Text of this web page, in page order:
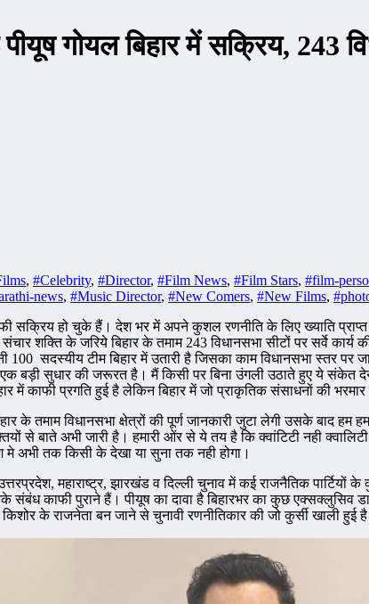
गोयल बिहार में सक्रिय, 243
, #Celebrity, #Director, #Film News, #Film Stars, #film-
news, #Music Director, #New Comers, #New Films,
सक्रिय हो चुके हैं। देश भर में अपने कुशल रणनीति के लिए ख्याति
शक्ति के जरिये बिहार के तमाम 243 विधानसभा सीटों पर सर्वे
100 सदस्यीय टीम बिहार में उतारी है जिसका काम विधानसभा स्तर
बड़ी सुधार की जरूरत है। मैं किसी पर बिना उंगली उठाते हुए ये संकेत
में काफी प्रगति हुई है लेकिन बिहार में जो प्राकृतिक संसाधनों की
के तमाम विधानसभा क्षेत्रों की पूर्ण जानकारी जुटा लेगी उसके बाद
से बाते अभी जारी है। हमारी ओंर से ये तय है कि क्वांटिटी नही
अभी तक किसी के देखा या सुना तक नही होगा।
महाराष्ट्र, झारखंड व दिल्ली चुनाव में कई राजनैतिक
काफी पुराने हैं। पीयूष का दावा है बिहारभर का कुछ एक्सक्लुसिव
के राजनेता बन जाने से चुनावी रणनीतिकार की जो कुर्सी खाली हुई